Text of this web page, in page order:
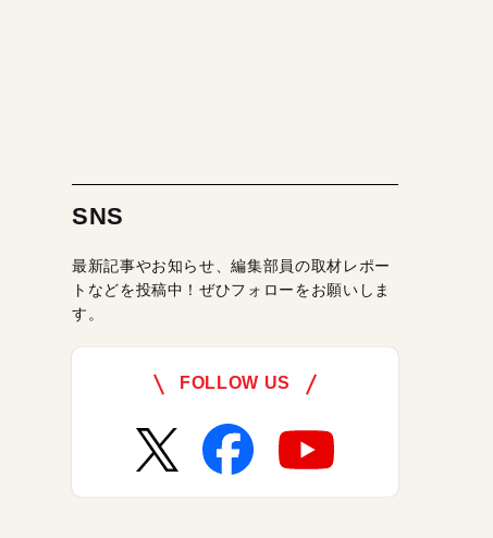
SNS
最新記事やお知らせ、編集部員の取材レポー
トなどを投稿中！ぜひフォローをお願いしま
す。
FOLLOW US